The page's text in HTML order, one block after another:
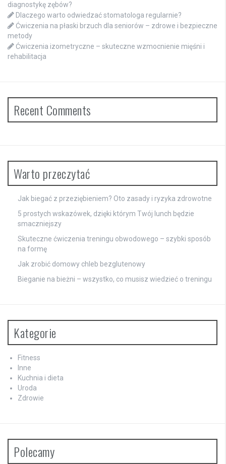
diagnostykę zębów?
Dlaczego warto odwiedzać stomatologa regularnie?
Ćwiczenia na płaski brzuch dla seniorów – zdrowe i bezpieczne
metody
Ćwiczenia izometryczne – skuteczne wzmocnienie mięśni i
rehabilitacja
Recent Comments
Warto przeczytać
Jak biegać z przeziębieniem? Oto zasady i ryzyka zdrowotne
5 prostych wskazówek, dzięki którym Twój lunch będzie
smaczniejszy
Skuteczne ćwiczenia treningu obwodowego – szybki sposób
na formę
Jak zrobić domowy chleb bezglutenowy
Bieganie na bieżni – wszystko, co musisz wiedzieć o treningu
Kategorie
Fitness
Inne
Kuchnia i dieta
Uroda
Zdrowie
Polecamy